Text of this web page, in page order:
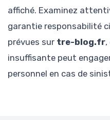
affiché. Examinez
garantie responsabilité
prévues sur tre-blog.fr,
insuffisante peut
personnel en cas de